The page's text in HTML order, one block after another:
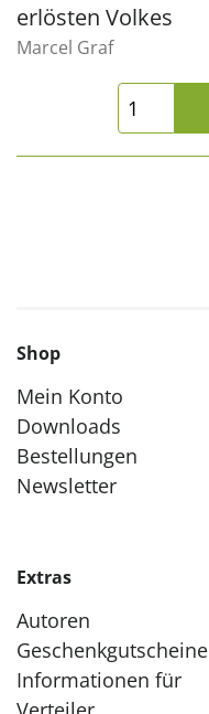
erlösten Volkes
Marcel Graf
Shop
Mein Konto
Downloads
Bestellungen
Newsletter
Extras
Autoren
Geschenkgutscheine
Informationen für